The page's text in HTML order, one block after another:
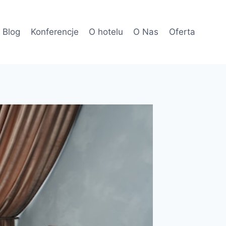
Blog Konferencje O hotelu O Nas Oferta